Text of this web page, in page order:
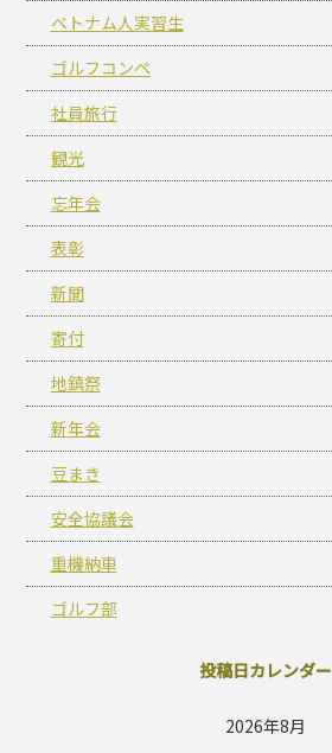
ベトナム人実習生
ゴルフコンペ
社員旅行
観光
忘年会
表彰
新聞
寄付
地鎮祭
新年会
豆まき
安全協議会
重機納車
ゴルフ部
投稿日カレンダー
2026年8月